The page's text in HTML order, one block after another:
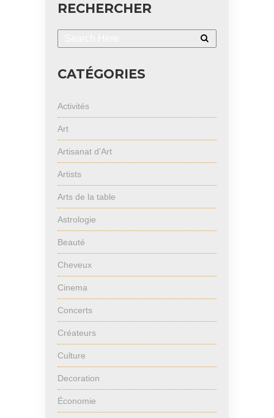
RECHERCHER
CATÉGORIES
Activités
Art
Artisanat d’Art
Artists
Arts de la table
Astrologie
Beauté
Cheveux
Cinema
Concerts
Créateurs
Culture
Decoration
Économie